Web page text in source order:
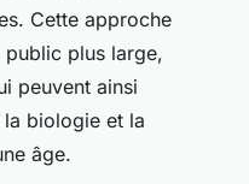
Cette approche
plus large,
peuvent ainsi
biologie et la
âge.